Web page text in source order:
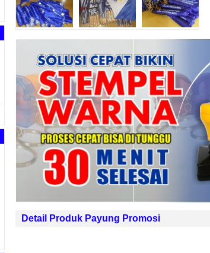
Detail Produk Payung Promosi